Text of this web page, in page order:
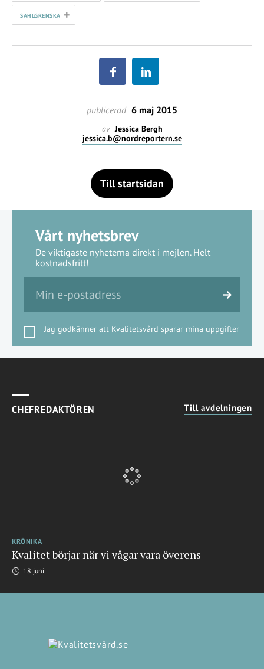
SAHLGRENSKA +
publicerad 6 maj 2015
av Jessica Bergh
jessica.b@nordreportern.se
Till startsidan
Vårt nyhetsbrev
De viktigaste nyheterna direkt i mejlen. Helt
kostnadsfritt!
Jag godkänner att Kvalitetsvård sparar mina uppgifter
CHEFREDAKTÖREN Till avdelningen
KRÖNIKA
Kvalitet börjar när vi vågar vara överens
18 juni